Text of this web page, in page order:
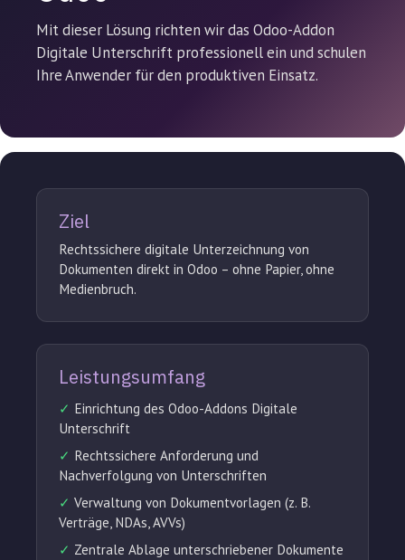
Mit dieser Lösung richten wir das Odoo-Addon
Digitale Unterschrift professionell ein und schulen
Ihre Anwender für den produktiven Einsatz.
Ziel
Rechtssichere digitale Unterzeichnung von
Dokumenten direkt in Odoo – ohne Papier, ohne
Medienbruch.
Leistungsumfang
✓ Einrichtung des Odoo-Addons Digitale
Unterschrift
✓ Rechtssichere Anforderung und
Nachverfolgung von Unterschriften
✓ Verwaltung von Dokumentvorlagen (z. B.
Verträge, NDAs, AVVs)
✓ Zentrale Ablage unterschriebener Dokumente